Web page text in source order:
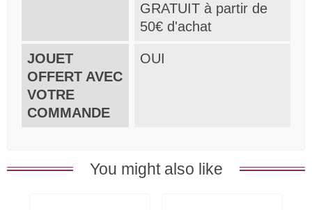
GRATUIT à partir de
50€ d'achat
JOUET
OFFERT AVEC
VOTRE
COMMANDE
OUI
You might also like